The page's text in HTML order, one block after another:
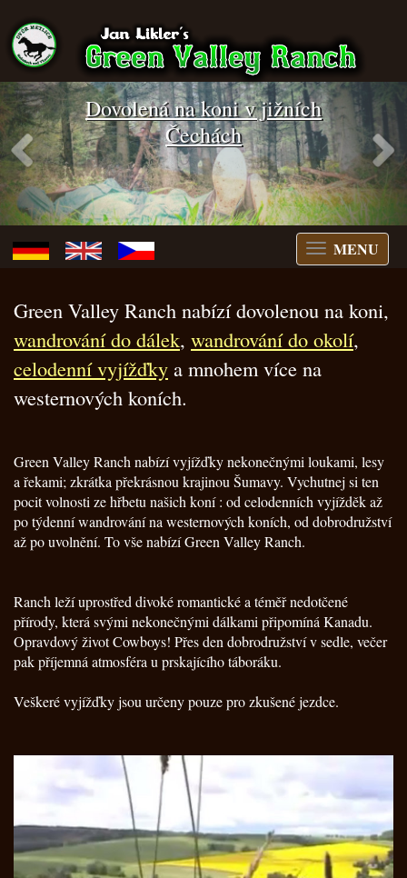
Dovolená na koni v jižních
Čechách
Previous
MENU
switch
menu
Green Valley Ranch nabízí dovolenou na koni,
wandrování do dálek, wandrování do okolí,
celodenní vyjížďky a mnohem více na
westernových koních.
Green Valley Ranch nabízí vyjížďky nekonečnými loukami, lesy
a řekami; zkrátka překrásnou krajinou Šumavy. Vychutnej si ten
pocit volnosti ze hřbetu našich koní : od celodenních vyjížděk až
po týdenní wandrování na westernových koních, od dobrodružství
až po uvolnění. To vše nabízí Green Valley Ranch.
Ranch leží uprostřed divoké romantické a téměř nedotčené
přírody, která svými nekonečnými dálkami připomíná Kanadu.
Opravdový život Cowboys! Přes den dobrodružství v sedle, večer
pak příjemná atmosféra u prskajícího táboráku.
Veškeré vyjížďky jsou určeny pouze pro zkušené jezdce.